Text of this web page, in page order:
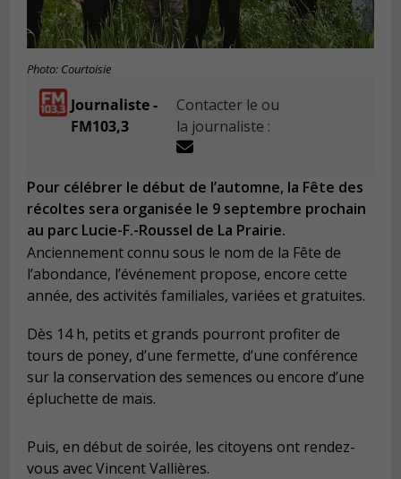
Photo: Courtoisie
Journaliste -
FM103,3
Contacter le ou
la journaliste :
Pour célébrer le début de l’automne, la Fête des
récoltes sera organisée le 9 septembre prochain
au parc Lucie-F.-Roussel de La Prairie.
Anciennement connu sous le nom de la Fête de
l’abondance, l’événement propose, encore cette
année, des activités familiales, variées et gratuites.
Dès 14 h, petits et grands pourront profiter de
tours de poney, d’une fermette, d’une conférence
sur la conservation des semences ou encore d’une
épluchette de maïs.
Puis, en début de soirée, les citoyens ont rendez-
vous avec Vincent Vallières.